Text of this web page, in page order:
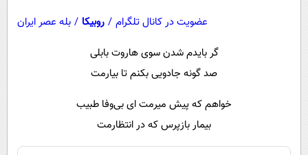
سرگرمی
فناوری
گوناگون
حوادث
محیط زیست
پیامک
روانشناسی
آشپزی
دانلود
عضویت در کانال تلگرام / روبیکا / بله عصر ایران
گر بایدم شدن سوی هاروت بابلی
صد گونه جادویی بکنم تا بیارمت
خواهم که پیش میرمت ای بی‌وفا طبیب
بیمار بازپرس که در انتظارمت